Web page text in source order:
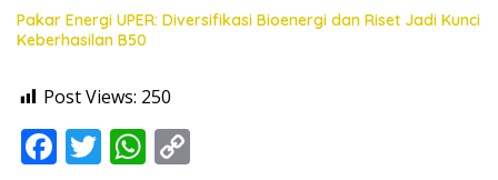
Pakar Energi UPER: Diversifikasi Bioenergi dan Riset Jadi Kunci
Keberhasilan B50
Post Views: 250
F T W